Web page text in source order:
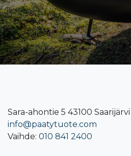
Sara-ahontie 5 43100 Saarijärvi
info@paatytuote.com
Vaihde: 010 841 2400​